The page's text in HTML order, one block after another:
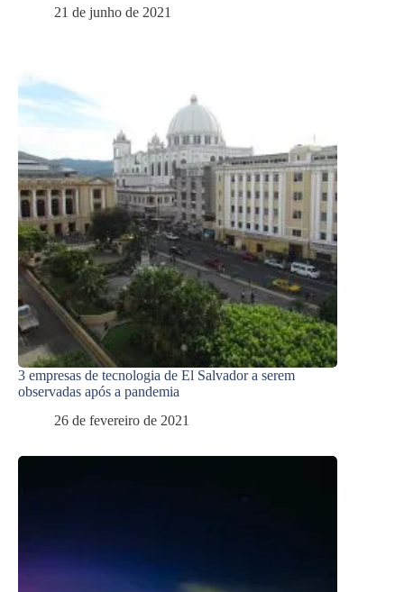
21 de junho de 2021
3 empresas de tecnologia de El Salvador a serem
observadas após a pandemia
26 de fevereiro de 2021